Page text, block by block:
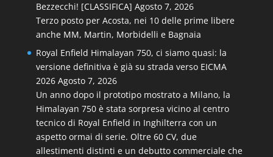
Bezzecchi! [CLASSIFICA] Agosto 7, 2026
Terzo posto per Acosta, nei 10 delle prime libere
anche MM, Martin, Morbidelli e Bagnaia
Royal Enfield Himalayan 750, ci siamo quasi: la
versione definitiva è già su strada verso EICMA
2026 Agosto 7, 2026
Un anno dopo il prototipo mostrato a Milano, la
Himalayan 750 è stata sorpresa vicino al centro
tecnico di Royal Enfield in Inghilterra con un
aspetto ormai di serie. Oltre 60 CV, due
allestimenti distinti e un debutto commerciale che